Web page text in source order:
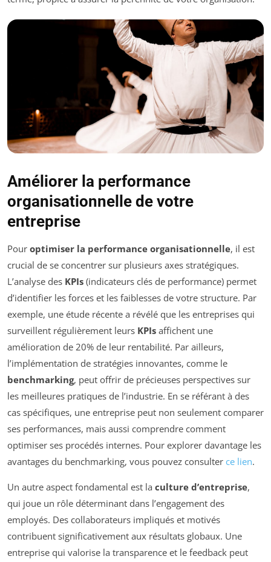
Améliorer la performance
organisationnelle de votre
entreprise
Pour optimiser la performance organisationnelle, il est
crucial de se concentrer sur plusieurs axes stratégiques.
L’analyse des KPIs (indicateurs clés de performance) permet
d’identifier les forces et les faiblesses de votre structure. Par
exemple, une étude récente a révélé que les entreprises qui
surveillent régulièrement leurs KPIs affichent une
amélioration de 20% de leur rentabilité. Par ailleurs,
l’implémentation de stratégies innovantes, comme le
benchmarking, peut offrir de précieuses perspectives sur
les meilleures pratiques de l’industrie. En se référant à des
cas spécifiques, une entreprise peut non seulement comparer
ses performances, mais aussi comprendre comment
optimiser ses procédés internes. Pour explorer davantage les
avantages du benchmarking, vous pouvez consulter ce lien.
Un autre aspect fondamental est la culture d’entreprise,
qui joue un rôle déterminant dans l’engagement des
employés. Des collaborateurs impliqués et motivés
contribuent significativement aux résultats globaux. Une
entreprise qui valorise la transparence et le feedback peut